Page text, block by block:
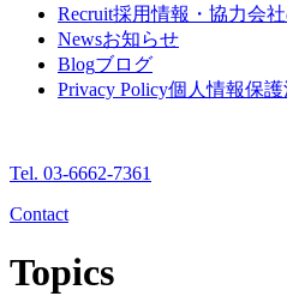
Recruit採用情報・協力会
Newsお知らせ
Blogブログ
Privacy Policy個人情報保護
Tel. 03-6662-7361
Contact
Topics